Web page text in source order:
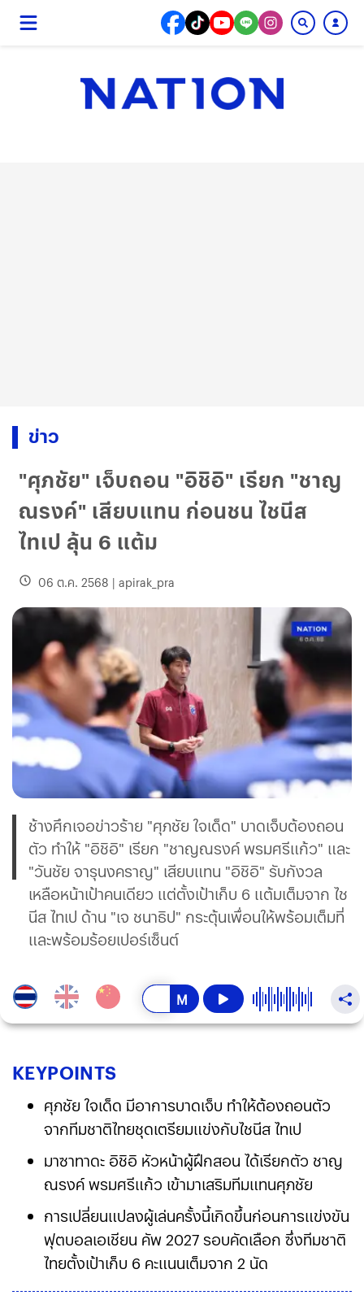
ข่าว
"ศุภชัย" เจ็บถอน "อิชิอิ" เรียก "ชาญ
ณรงค์" เสียบแทน ก่อนชน ไชนีส
ไทเป ลุ้น 6 แต้ม
06 ต.ค. 2568 | apirak_pra
ช้างศึกเจอข่าวร้าย "ศุภชัย ใจเด็ด" บาดเจ็บต้องถอน
ตัว ทำให้ "อิชิอิ" เรียก "ชาญณรงค์ พรมศรีแก้ว" และ
"วันชัย จารุนงคราญ" เสียบแทน "อิชิอิ" รับกังวล
เหลือหน้าเป้าคนเดียว แต่ตั้งเป้าเก็บ 6 แต้มเต็มจาก ไช
นีส ไทเป ด้าน "เจ ชนาธิป" กระตุ้นเพื่อนให้พร้อมเต็มที่
และพร้อมร้อยเปอร์เซ็นต์
KEYPOINTS
ศุภชัย ใจเด็ด มีอาการบาดเจ็บ ทำให้ต้องถอนตัว
จากทีมชาติไทยชุดเตรียมแข่งกับไชนีส ไทเป
มาซาทาดะ อิชิอิ หัวหน้าผู้ฝึกสอน ได้เรียกตัว ชาญ
ณรงค์ พรมศรีแก้ว เข้ามาเสริมทีมแทนศุภชัย
การเปลี่ยนแปลงผู้เล่นครั้งนี้เกิดขึ้นก่อนการแข่งขัน
ฟุตบอลเอเชียน คัพ 2027 รอบคัดเลือก ซึ่งทีมชาติ
ไทยตั้งเป้าเก็บ 6 คะแนนเต็มจาก 2 นัด